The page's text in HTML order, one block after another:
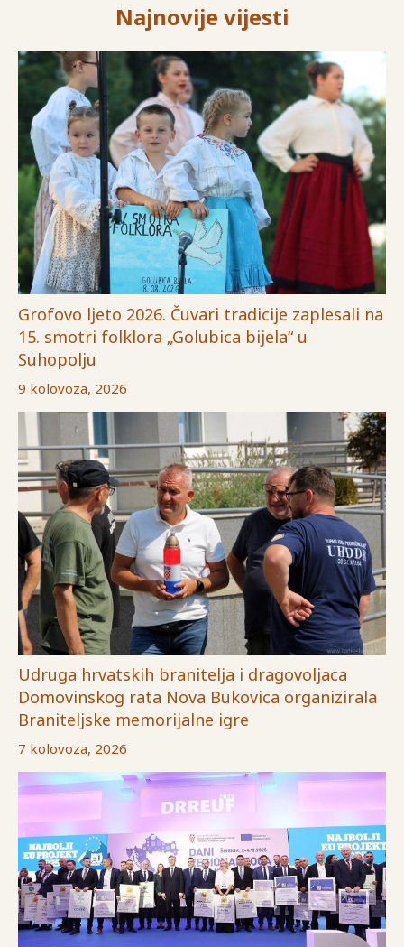
Najnovije vijesti
Grofovo ljeto 2026. Čuvari tradicije zaplesali na
15. smotri folklora „Golubica bijela“ u
Suhopolju
9 kolovoza, 2026
Udruga hrvatskih branitelja i dragovoljaca
Domovinskog rata Nova Bukovica organizirala
Braniteljske memorijalne igre
7 kolovoza, 2026